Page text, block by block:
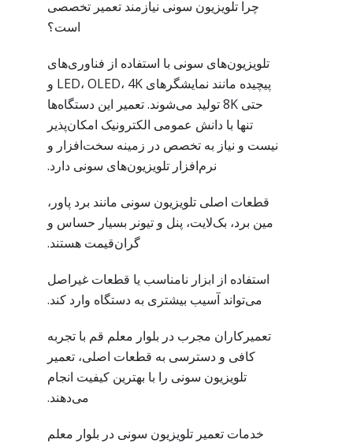
چرا تلویزیون سونی نیازمند تعمیر تخصصی
است؟
تلویزیون‌های سونی با استفاده از فناوری‌های
پیچیده مانند نمایشگرهای LED، OLED، 4K و
حتی 8K تولید می‌شوند. تعمیر این دستگاه‌ها
تنها با دانش عمومی الکترونیک امکان‌پذیر
نیست و نیاز به تخصص در زمینه سخت‌افزار و
نرم‌افزار تلویزیون‌های سونی دارد.
قطعات اصلی تلویزیون سونی مانند برد پاور،
مین برد، بک‌لایت، پنل و تیونر بسیار حساس و
گران‌قیمت هستند.
استفاده از ابزار نامناسب یا قطعات غیراصل
می‌تواند آسیب بیشتری به دستگاه وارد کند.
تعمیرکاران مجرب در بلوار معلم قم با تجربه
کافی و دسترسی به قطعات اصلی، تعمیر
تلویزیون سونی را با بهترین کیفیت انجام
می‌دهند.
خدمات تعمیر تلویزیون سونی در بلوار معلم